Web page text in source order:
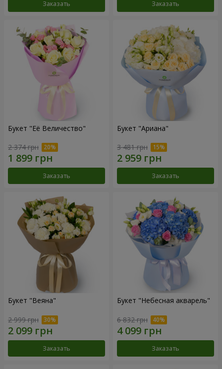
Заказать Заказать
Букет "Её Величество"
2 374 грн
Заказать
Букет "Ариана"
3 481 грн
Заказать
Букет "Веяна"
2 999 грн
Заказать
Букет "Небесная акварель"
6 832 грн
Заказать